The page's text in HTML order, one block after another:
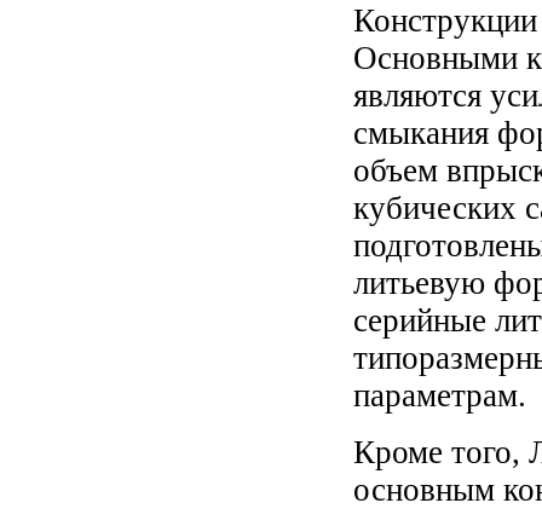
Основными
являются
смыкания
объем
кубических
литьевую
серийные
параметрам.
Кроме того,
основным